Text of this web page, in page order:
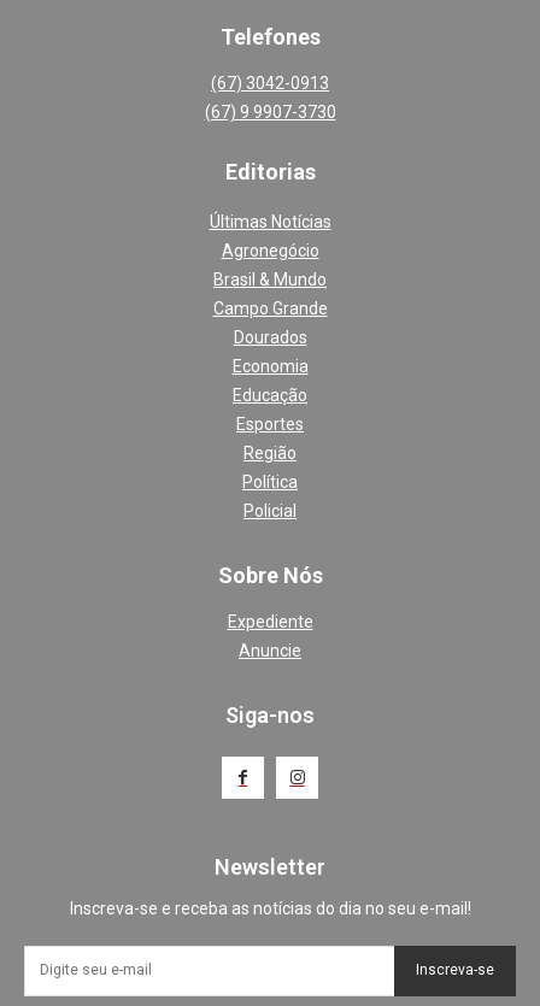
Telefones
(67) 3042-0913
(67) 9 9907-3730
Editorias
Últimas Notícias
Agronegócio
Brasil & Mundo
Campo Grande
Dourados
Economia
Educação
Esportes
Região
Política
Policial
Sobre Nós
Expediente
Anuncie
Siga-nos
Newsletter
Inscreva-se e receba as notícias do dia no seu e-mail!
Inscreva-se